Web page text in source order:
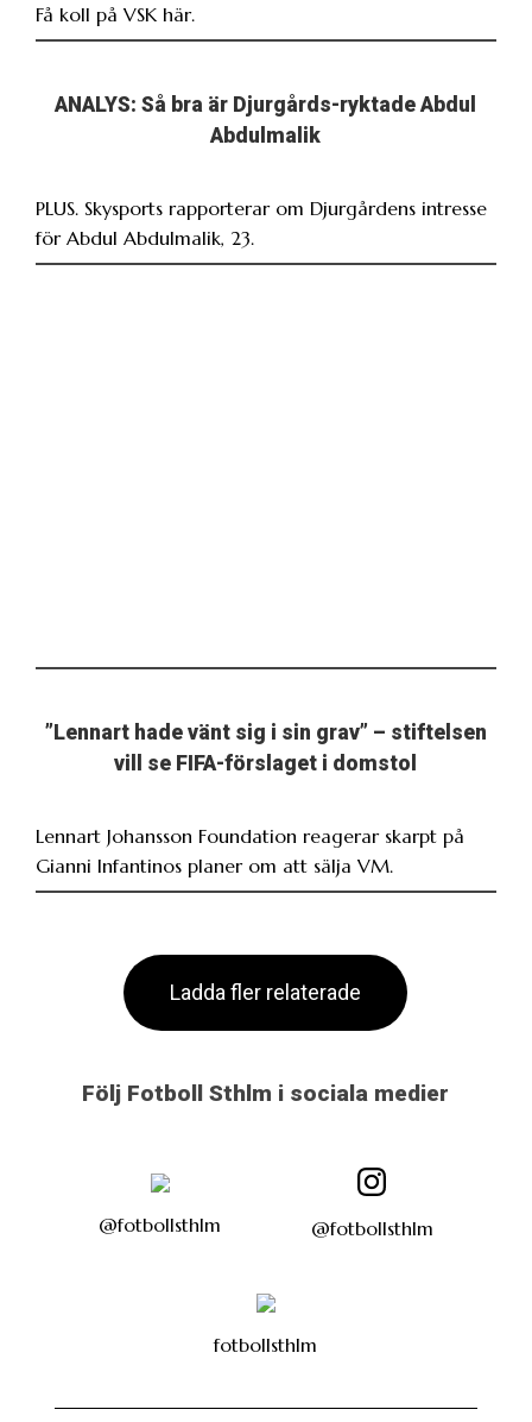
Få koll på VSK här.
ANALYS: Så bra är Djurgårds-ryktade Abdul
Abdulmalik
PLUS. Skysports rapporterar om Djurgårdens intresse
för Abdul Abdulmalik, 23.
”Lennart hade vänt sig i sin grav” – stiftelsen
vill se FIFA-förslaget i domstol
Lennart Johansson Foundation reagerar skarpt på
Gianni Infantinos planer om att sälja VM.
Ladda fler relaterade
Följ Fotboll Sthlm i sociala medier
@fotbollsthlm @fotbollsthlm
fotbollsthlm